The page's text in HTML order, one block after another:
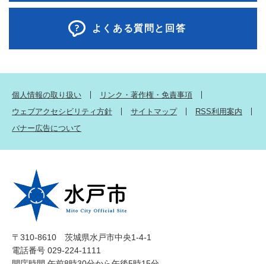
よくある質問と回答
個人情報の取り扱い
リンク・著作権・免責事項
ウェブアクセシビリティ方針
サイトマップ
RSS利用案内
バナー広告について
〒310-8610 茨城県水戸市中央1-4-1
電話番号 029-224-1111